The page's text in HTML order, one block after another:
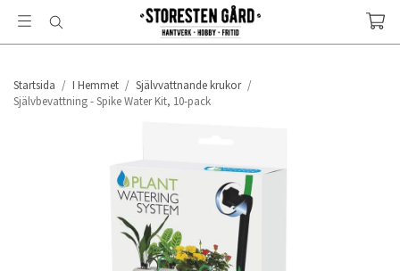
Startsida / I Hemmet / Självvattnande krukor /
Självbevattning - Spike Water Kit, 10-pack